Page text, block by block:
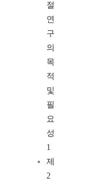
절
연
구
의
목
적
및
필
요
성
1
제
2